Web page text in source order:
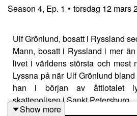
Season 4, Ep. 1 • torsdag 12 mars
Ulf Grönlund, bosatt i Ryssland
Mann, bosatt i Ryssland i mer
livet i världens största och mest
Lyssna på när Ulf Grönlund
han i början av åttiotalet
skattepolisen i Sankt Petersburg.
Show more